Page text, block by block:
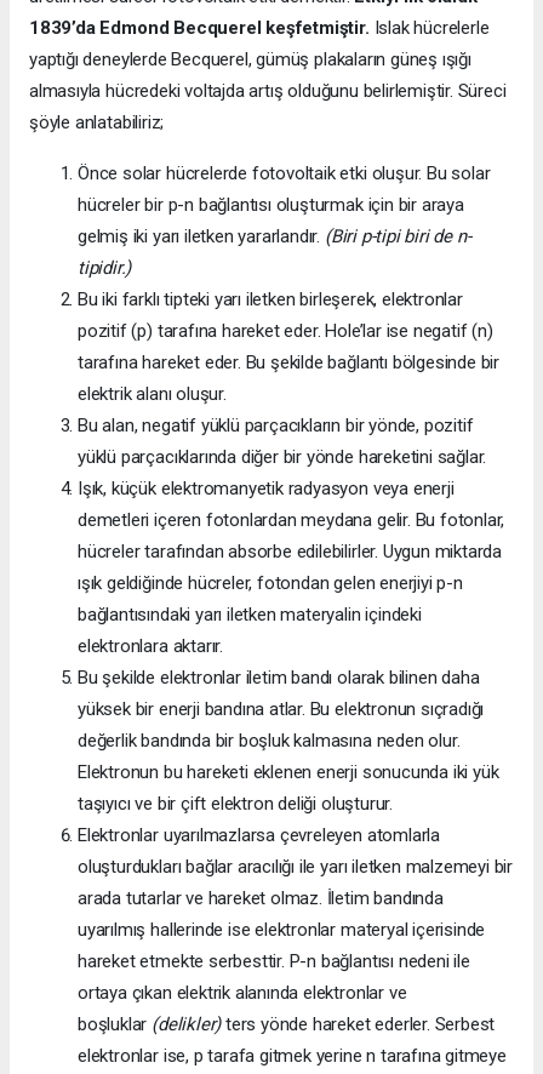
1839’da Edmond Becquerel keşfetmiştir. Islak hücrelerle
yaptığı deneylerde Becquerel, gümüş plakaların güneş ışığı
almasıyla hücredeki voltajda artış olduğunu belirlemiştir. Süreci
şöyle anlatabiliriz;
Önce solar hücrelerde fotovoltaik etki oluşur. Bu solar
hücreler bir p-n bağlantısı oluşturmak için bir araya
gelmiş iki yarı iletken yararlandır. (Biri p-tipi biri de n-
tipidir.)
Bu iki farklı tipteki yarı iletken birleşerek, elektronlar
pozitif (p) tarafına hareket eder. Hole’lar ise negatif (n)
tarafına hareket eder. Bu şekilde bağlantı bölgesinde bir
elektrik alanı oluşur.
Bu alan, negatif yüklü parçacıkların bir yönde, pozitif
yüklü parçacıklarında diğer bir yönde hareketini sağlar.
Işık, küçük elektromanyetik radyasyon veya enerji
demetleri içeren fotonlardan meydana gelir. Bu fotonlar,
hücreler tarafından absorbe edilebilirler. Uygun miktarda
ışık geldiğinde hücreler, fotondan gelen enerjiyi p-n
bağlantısındaki yarı iletken materyalin içindeki
elektronlara aktarır.
Bu şekilde elektronlar iletim bandı olarak bilinen daha
yüksek bir enerji bandına atlar. Bu elektronun sıçradığı
değerlik bandında bir boşluk kalmasına neden olur.
Elektronun bu hareketi eklenen enerji sonucunda iki yük
taşıyıcı ve bir çift elektron deliği oluşturur.
Elektronlar uyarılmazlarsa çevreleyen atomlarla
oluşturdukları bağlar aracılığı ile yarı iletken malzemeyi bir
arada tutarlar ve hareket olmaz. İletim bandında
uyarılmış hallerinde ise elektronlar materyal içerisinde
hareket etmekte serbesttir. P-n bağlantısı nedeni ile
ortaya çıkan elektrik alanında elektronlar ve
boşluklar (delikler)ters yönde hareket ederler. Serbest
elektronlar ise, p tarafa gitmek yerine n tarafına gitmeye